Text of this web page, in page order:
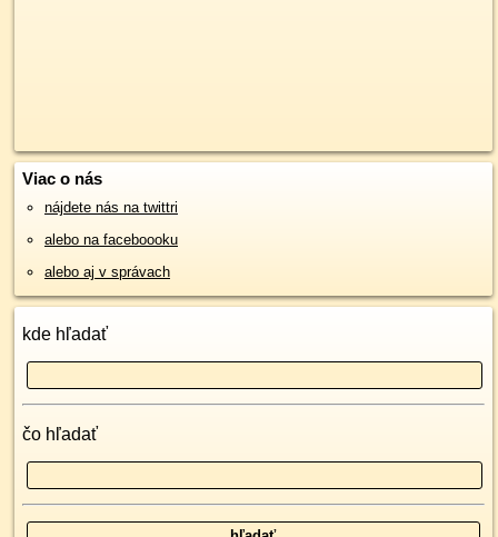
Viac o nás
nájdete nás na twittri
alebo na faceboooku
alebo aj v správach
kde hľadať
čo hľadať